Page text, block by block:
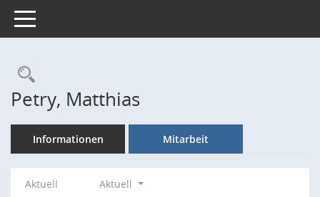
Toggle navigation
Rechercheauswahl
Petry, Matthias
Informationen Mitarbeit
Aktuell
Aktuell